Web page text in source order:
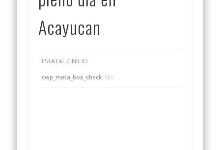
Acayucan
ESTATAL/ INICIO
cwp_meta_box_check: No